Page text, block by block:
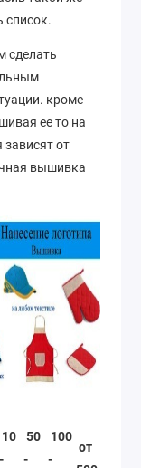
список.
сделать
кроме
ее то на
зависят от
вышивка
10
-
50
-
100
-
от